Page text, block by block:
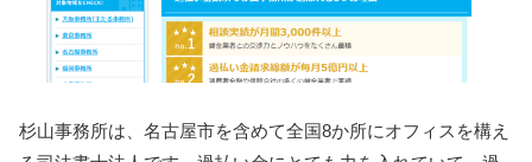
杉山事務所は、名古屋市を含めて全国8か所にオフィスを構え